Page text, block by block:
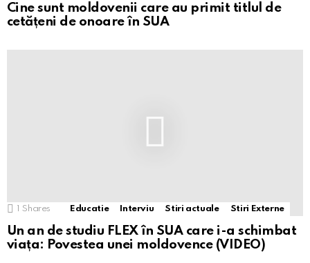
Cine sunt moldovenii care au primit titlul de
cetățeni de onoare în SUA
1 Shares Educatie Interviu Stiri actuale Stiri Externe
Un an de studiu FLEX în SUA care i-a schimbat
viața: Povestea unei moldovence (VIDEO)